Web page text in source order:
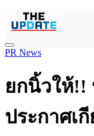
PR News
ยกนิ้วให้!!
ประกาศเ